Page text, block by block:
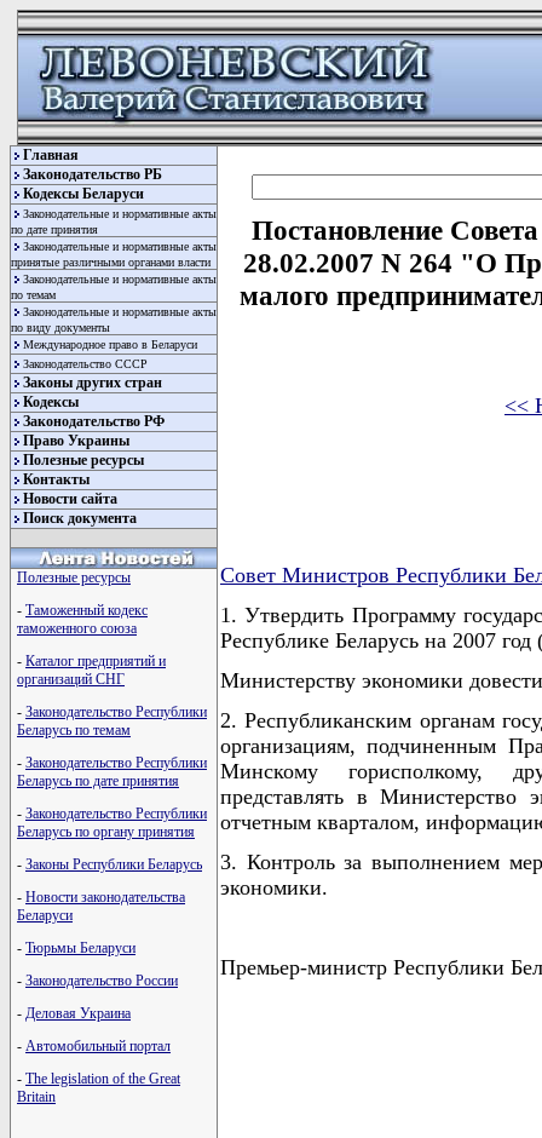
Главная
Законодательство РБ
Кодексы Беларуси
Законодательные и нормативные акты
по дате принятия
Законодательные и нормативные акты
принятые различными органами власти
Законодательные и нормативные акты
по темам
Законодательные и нормативные акты
по виду документы
Международное право в Беларуси
Законодательство СССР
Законы других стран
Кодексы
Законодательство РФ
Право Украины
Полезные ресурсы
Контакты
Новости сайта
Поиск документа
Полезные ресурсы
- Таможенный кодекс
таможенного союза
- Каталог предприятий и
организаций СНГ
- Законодательство Республики
Беларусь по темам
- Законодательство Республики
Беларусь по дате принятия
- Законодательство Республики
Беларусь по органу принятия
- Законы Республики Беларусь
- Новости законодательства
Беларуси
- Тюрьмы Беларуси
- Законодательство России
- Деловая Украина
- Автомобильный портал
- The legislation of the Great
Britain
Постановление
28.02.2007 N 264 "О
малого
<<
Совет Министров Республики
1. Утвердить Программу
Республике Беларусь на 2007
Министерству экономики
2. Республиканским органам
организациям, подчиненным
Минскому горисполкому,
представлять в Министерство
отчетным кварталом,
3. Контроль за выполнением
экономики.
Премьер-министр Республики